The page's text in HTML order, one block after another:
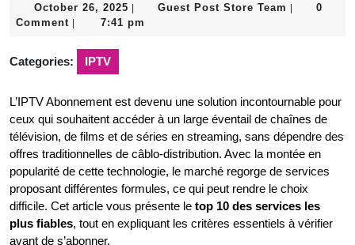
October 26, 2025 October
26,
Guest Post Store Team Guest0
Comment
7:41 pm
Categories: IPTV
L’IPTV Abonnement est devenu une solution incontournable pour
ceux qui souhaitent accéder à un large éventail de chaînes de
télévision, de films et de séries en streaming, sans dépendre des
offres traditionnelles de câblo-distribution. Avec la montée en
popularité de cette technologie, le marché regorge de services
proposant différentes formules, ce qui peut rendre le choix
difficile. Cet article vous présente le top 10 des services les
plus fiables, tout en expliquant les critères essentiels à vérifier
avant de s’abonner.